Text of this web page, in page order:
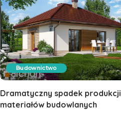
Budownictwo
Dramatyczny spadek produkcji
materiałów budowlanych